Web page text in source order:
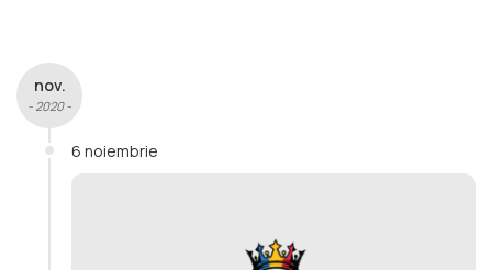
nov.
- 2020 -
6 noiembrie